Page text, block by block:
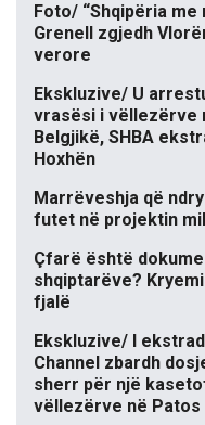
Foto/ “Shqipëria me
Grenell zgjedh
verore
Ekskluzive/ U
vrasësi i vëllezërve
Belgjikë, SHBA
Hoxhën
Marrëveshja që
futet në projektin
Çfarë është
shqiptarëve?
fjalë
Ekskluzive/ I
Channel zbardh
sherr për një
vëllezërve në Patos